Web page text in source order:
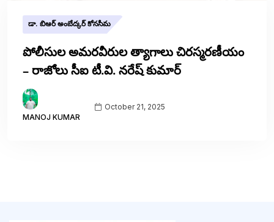
డా. బిఆర్ అంబేద్కర్ కోనసీమ
పోలీసుల అమరవీరుల త్యాగాలు చిరస్మరణీయం
– రాజోలు సీఐ టీ.వి. నరేష్ కుమార్
MANOJ KUMAR
October 21, 2025